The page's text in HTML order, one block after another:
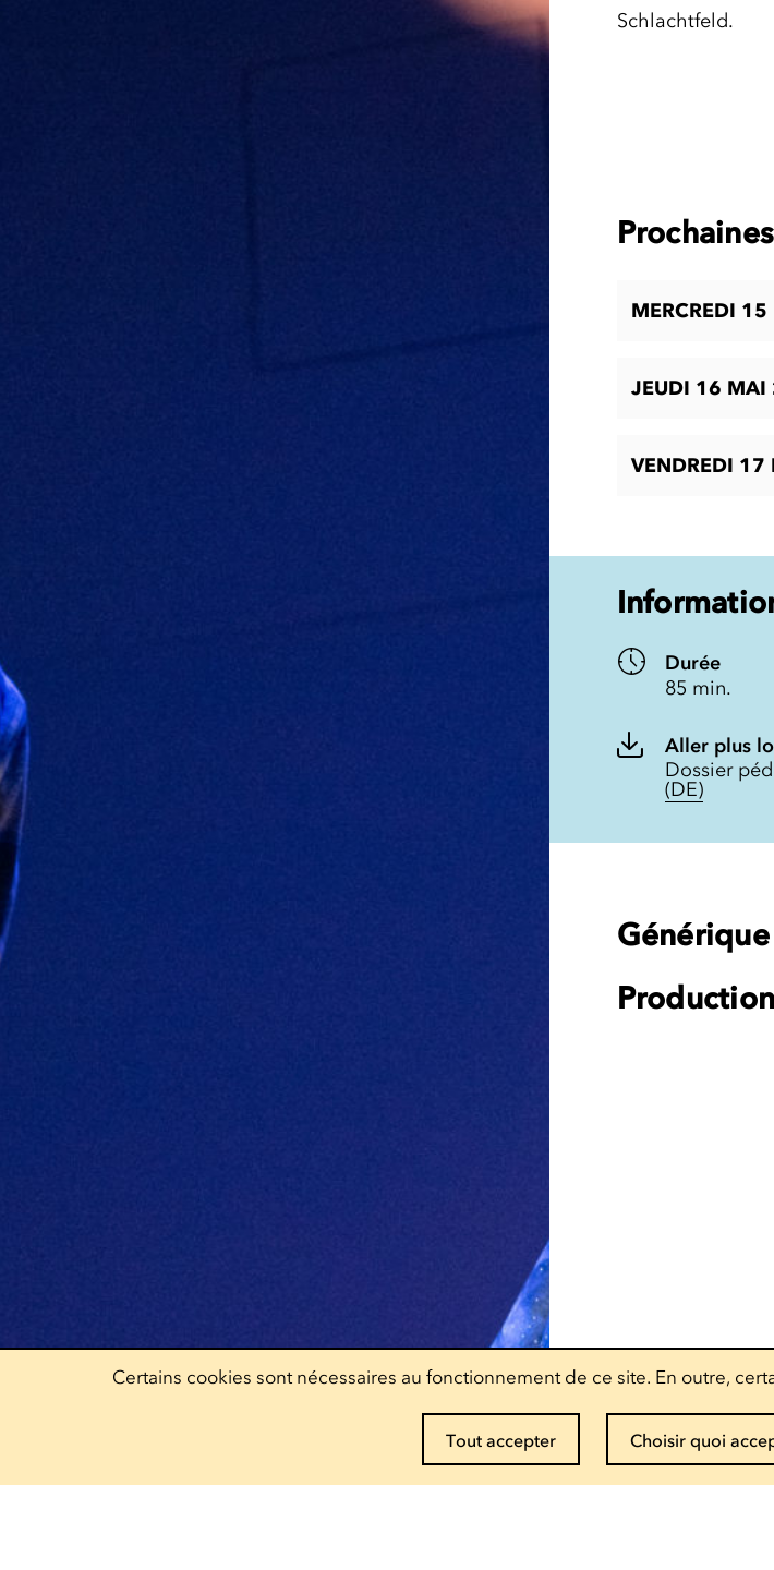
Schlachtfeld.
MERCREDI
JEUDI 16 MAI
VENDREDI
Durée
85 min.
Aller plus
Dossier
(DE)
Générique
Production
Certains cookies sont nécessaires au fonctionnement de ce site. En outre,
Tout accepter Choisir quoi